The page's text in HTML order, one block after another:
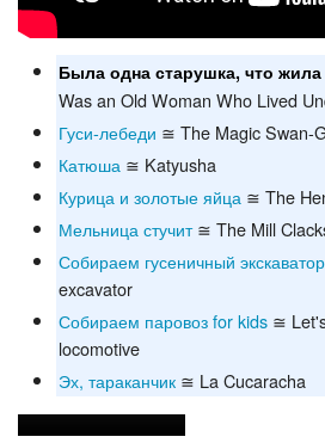
Была одна старушка, что
Was an Old Woman Who Lived
Гуси-лебеди ≅ The Magic Swan-
Катюша ≅ Katyusha
Курица и золотые яйца ≅ The
Мельница стучит≅ The Mill
Собираем гусеничный
excavator
Собираем паровоз for kids ≅
locomotive
Эх, тараканчик ≅ La Cucaracha